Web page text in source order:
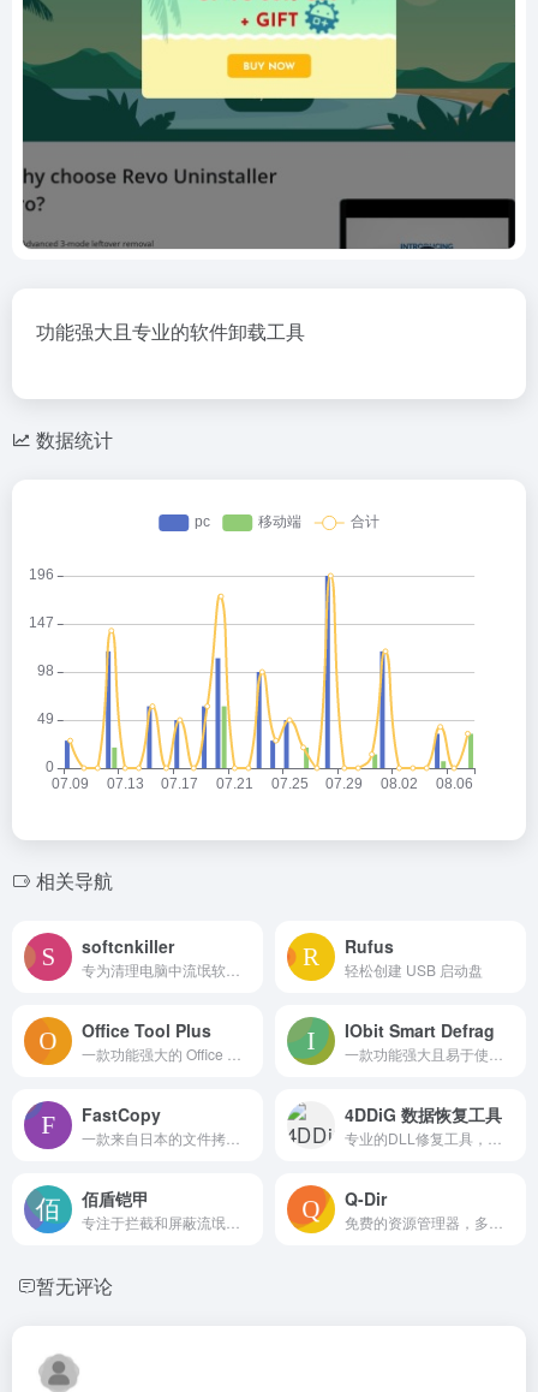
功能强大且专业的软件卸载工具
数据统计
相关导航
softcnkiller Rufus
轻松创建 USB 启动盘
Office Tool Plus IObit Smart Defrag
FastCopy 4DDiG 数据恢复工具
佰盾铠甲 Q-Dir
暂无评论